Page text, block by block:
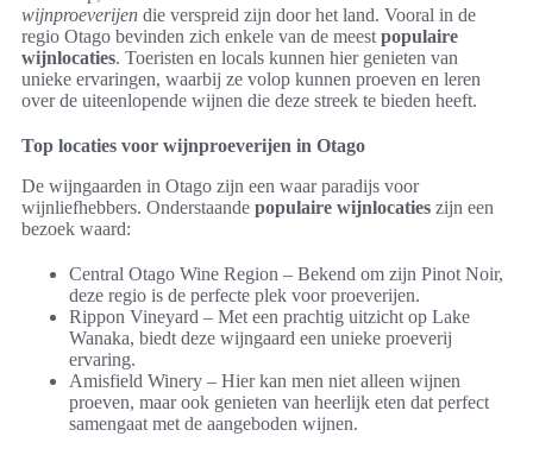
wijnproeverijen die verspreid zijn door het land. Vooral in de
regio Otago bevinden zich enkele van de meest populaire
wijnlocaties. Toeristen en locals kunnen hier genieten van
unieke ervaringen, waarbij ze volop kunnen proeven en leren
over de uiteenlopende wijnen die deze streek te bieden heeft.
Top locaties voor wijnproeverijen in Otago
De wijngaarden in Otago zijn een waar paradijs voor
wijnliefhebbers. Onderstaande populaire wijnlocaties zijn een
bezoek waard:
Central Otago Wine Region – Bekend om zijn Pinot Noir,
deze regio is de perfecte plek voor proeverijen.
Rippon Vineyard – Met een prachtig uitzicht op Lake
Wanaka, biedt deze wijngaard een unieke proeverij
ervaring.
Amisfield Winery – Hier kan men niet alleen wijnen
proeven, maar ook genieten van heerlijk eten dat perfect
samengaat met de aangeboden wijnen.